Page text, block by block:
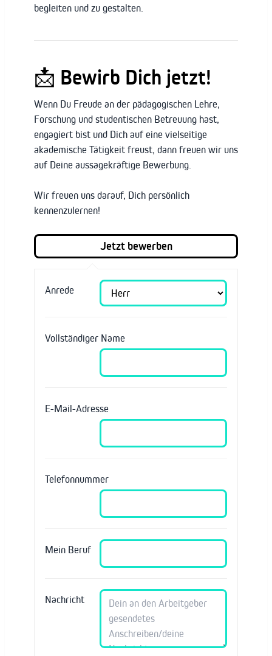
begleiten und zu gestalten.
📩 Bewirb Dich jetzt!
Wenn Du Freude an der pädagogischen Lehre,
Forschung und studentischen Betreuung hast,
engagiert bist und Dich auf eine vielseitige
akademische Tätigkeit freust, dann freuen wir uns
auf Deine aussagekräftige Bewerbung.
Wir freuen uns darauf, Dich persönlich
kennenzulernen!
Anrede
Vollständiger Name
E-Mail-Adresse
Telefonnummer
Mein Beruf
Nachricht